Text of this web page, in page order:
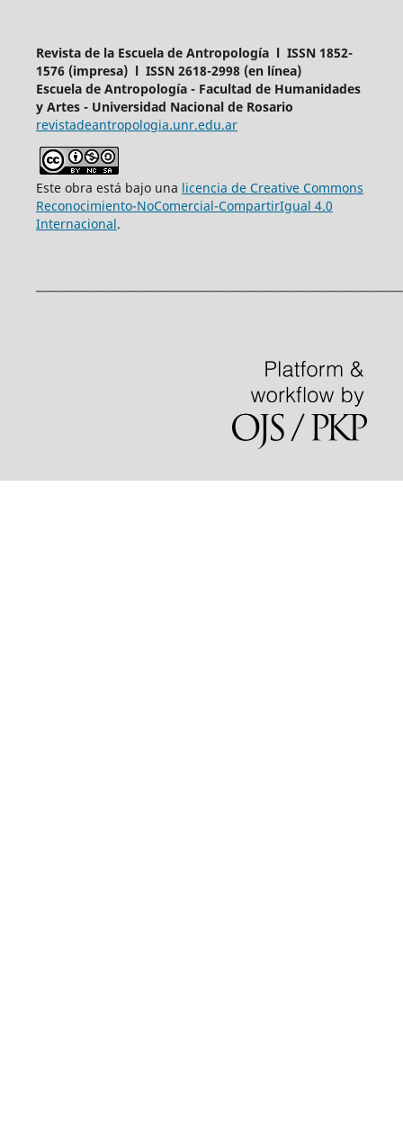
Revista de la Escuela de Antropología l ISSN 1852-
1576 (impresa) l ISSN 2618-2998 (en línea)
Escuela de Antropología - Facultad de Humanidades
y Artes - Universidad Nacional de Rosario
revistadeantropologia.unr.edu.ar
Este obra está bajo una licencia de Creative Commons
Reconocimiento-NoComercial-CompartirIgual 4.0
Internacional.